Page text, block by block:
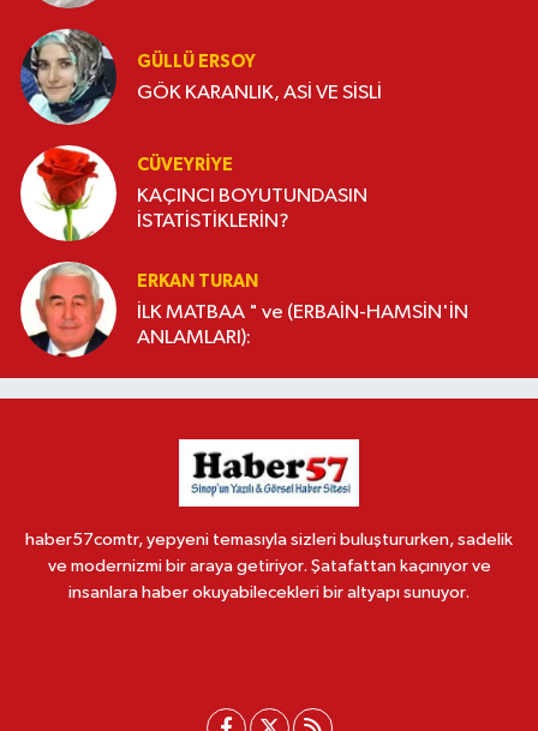
GÜLLÜ ERSOY
GÖK KARANLIK, ASİ VE SİSLİ
CÜVEYRIYE
KAÇINCI BOYUTUNDASIN
İSTATİSTİKLERİN?
ERKAN TURAN
İLK MATBAA " ve (ERBAİN-HAMSİN'İN
ANLAMLARI):
haber57comtr, yepyeni temasıyla sizleri buluştururken, sadelik
ve modernizmi bir araya getiriyor. Şatafattan kaçınıyor ve
insanlara haber okuyabilecekleri bir altyapı sunuyor.